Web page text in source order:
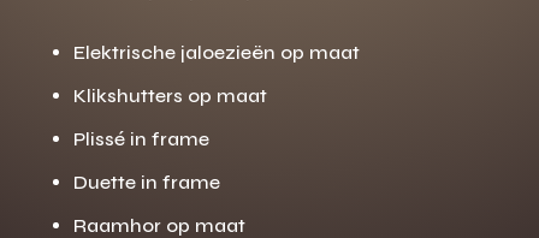
Elektrische jaloezieën op maat
Klikshutters op maat
Plissé in frame
Duette in frame
Raamhor op maat